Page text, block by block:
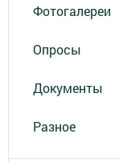
Фотогалереи
Опросы
Документы
Разное